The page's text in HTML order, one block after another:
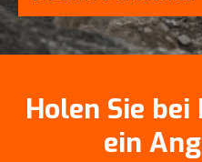
Holen Sie
ein